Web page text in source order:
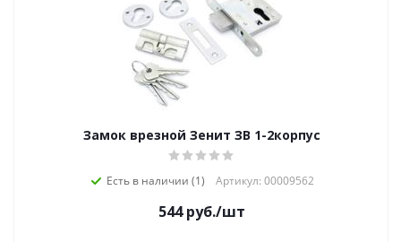
Замок врезной Зенит ЗВ 1-2корпус
Есть в наличии (1) Артикул: 00009562
544руб./шт